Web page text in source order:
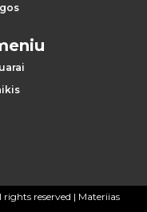
rights reserved | Materiias